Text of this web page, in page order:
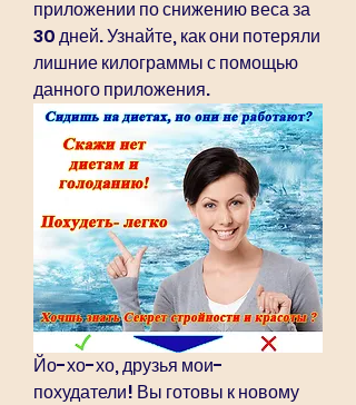
приложении по снижению веса за
30 дней. Узнайте, как они потеряли
лишние килограммы с помощью
данного приложения.
Йо-хо-хо, друзья мои-
похудатели! Вы готовы к новому